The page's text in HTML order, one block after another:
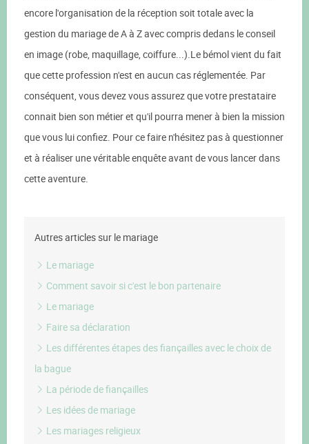
encore l'organisation de la réception soit totale avec la
gestion du mariage de A à Z avec compris dedans le conseil
en image (robe, maquillage, coiffure...).Le bémol vient du fait
que cette profession n'est en aucun cas réglementée. Par
conséquent, vous devez vous assurez que votre prestataire
connait bien son métier et qu'il pourra mener à bien la mission
que vous lui confiez. Pour ce faire n'hésitez pas à questionner
et à réaliser une véritable enquête avant de vous lancer dans
cette aventure.
Autres articles sur le mariage
Le mariage
Comment savoir si c'est le bon partenaire
Le mariage
Faire sa déclaration
Les différentes étapes des fiançailles avec le choix de
la bague
La période de fiançailles
Les idées de mariage
Les mariages religieux